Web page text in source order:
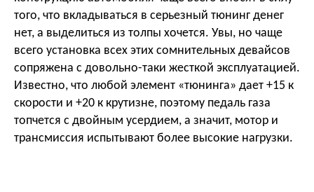
того, что вкладываться в серьезный тюнинг денег
нет, а выделиться из толпы хочется. Увы, но чаще
всего установка всех этих сомнительных девайсов
сопряжена с довольно-таки жесткой эксплуатацией.
Известно, что любой элемент «тюнинга» дает +15 к
скорости и +20 к крутизне, поэтому педаль газа
топчется с двойным усердием, а значит, мотор и
трансмиссия испытывают более высокие нагрузки.